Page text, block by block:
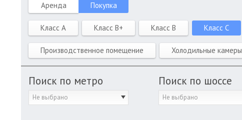
Аренда Покупка
Класс A Класс B+ Класс B Класс C
Производственное помещение Холодильные камеры
Поиск по метро
Не выбрано
Поиск по шоссе
Не выбрано